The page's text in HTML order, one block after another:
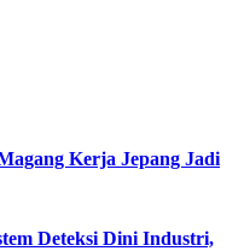
Kerja Jepang Jadi
Deteksi Dini Industri,